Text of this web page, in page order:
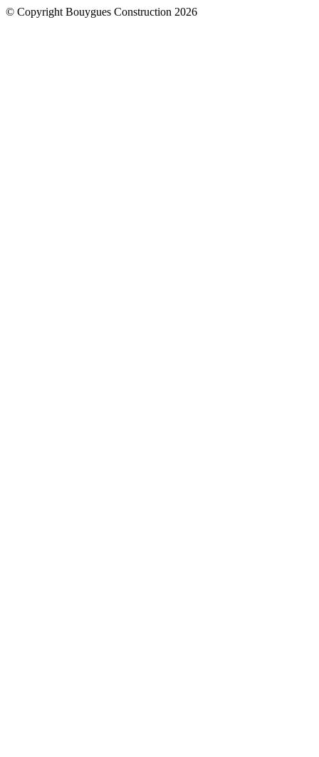
© Copyright Bouygues Construction 2026